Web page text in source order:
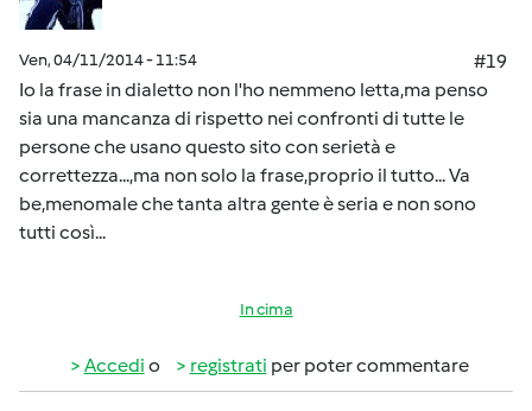
Ven, 04/11/2014 - 11:54
#19
Io la frase in dialetto non l'ho nemmeno letta,ma penso
sia una mancanza di rispetto nei confronti di tutte le
persone che usano questo sito con serietà e
correttezza...,ma non solo la frase,proprio il tutto... Va
be,menomale che tanta altra gente è seria e non sono
tutti così...
In cima
Accedi o registrati per poter commentare